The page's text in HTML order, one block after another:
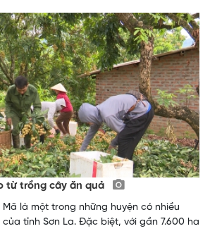
từ trồng cây ăn quả
Mã là một trong những huyện có nhiều
tỉnh Sơn La. Đặc biệt, với gần 7.600 ha